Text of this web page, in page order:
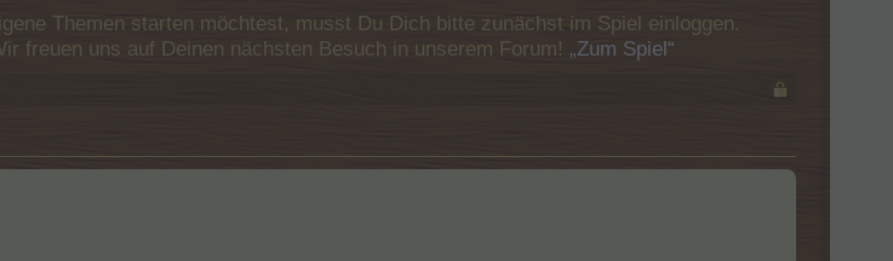
Themen starten möchtest, musst Du Dich bitte zunächst im Spiel einloggen.
freuen uns auf Deinen nächsten Besuch in unserem Forum! „Zum Spiel“